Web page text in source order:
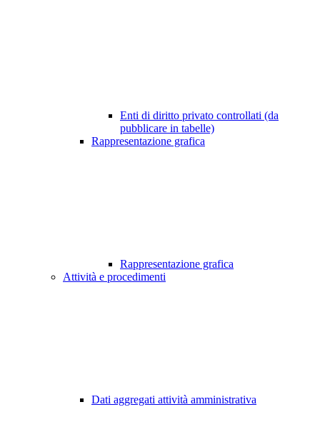
Enti di diritto privato controllati (da
pubblicare in tabelle)
Rappresentazione grafica
Rappresentazione grafica
Attività e procedimenti
Dati aggregati attività amministrativa